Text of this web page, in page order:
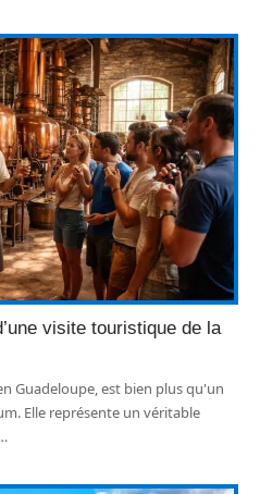
visite touristique de la
Guadeloupe, est bien plus qu'un
Elle représente un véritable